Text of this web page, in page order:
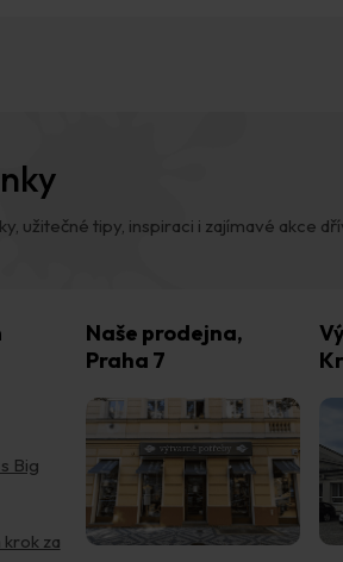
užitečné tipy, inspiraci i zajímavé akce
Big
za
Naše prodejna,
Praha 7